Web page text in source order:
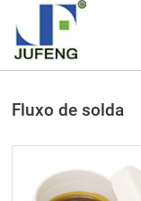
Fluxo de solda